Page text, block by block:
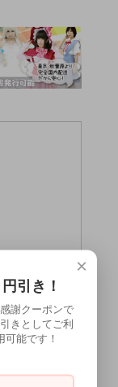
方には
×
引き！
謝クーポンで
きとしてご利
能です！